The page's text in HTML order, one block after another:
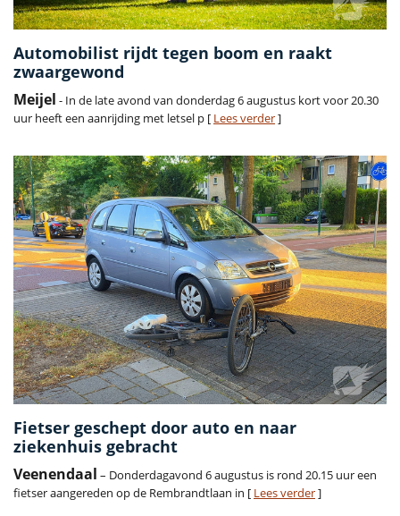
Automobilist rijdt tegen boom en raakt
zwaargewond
Meijel - In de late avond van donderdag 6 augustus kort voor 20.30
uur heeft een aanrijding met letsel p [ Lees verder]
Fietser geschept door auto en naar
ziekenhuis gebracht
Veenendaal – Donderdagavond 6 augustus is rond 20.15 uur een
fietser aangereden op de Rembrandtlaan in [ Lees verder]